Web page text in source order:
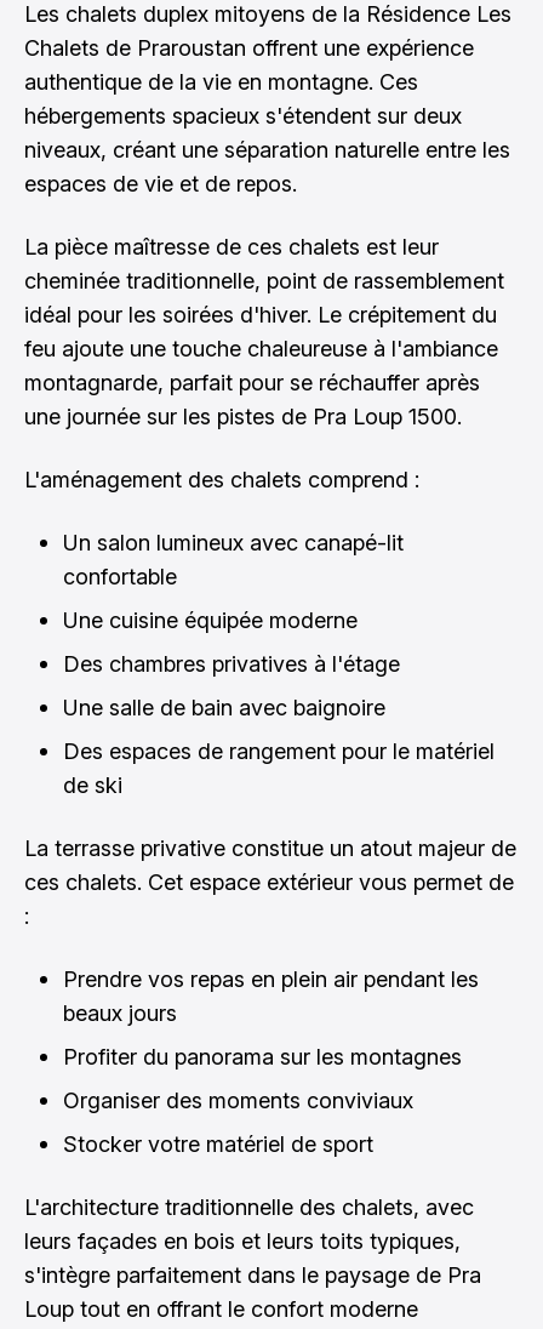
Les chalets duplex mitoyens de la Résidence Les
Chalets de Praroustan offrent une expérience
authentique de la vie en montagne. Ces
hébergements spacieux s'étendent sur deux
niveaux, créant une séparation naturelle entre les
espaces de vie et de repos.
La pièce maîtresse de ces chalets est leur
cheminée traditionnelle, point de rassemblement
idéal pour les soirées d'hiver. Le crépitement du
feu ajoute une touche chaleureuse à l'ambiance
montagnarde, parfait pour se réchauffer après
une journée sur les pistes de Pra Loup 1500.
L'aménagement des chalets comprend :
Un salon lumineux avec canapé-lit
confortable
Une cuisine équipée moderne
Des chambres privatives à l'étage
Une salle de bain avec baignoire
Des espaces de rangement pour le matériel
de ski
La terrasse privative constitue un atout majeur de
ces chalets. Cet espace extérieur vous permet de
:
Prendre vos repas en plein air pendant les
beaux jours
Profiter du panorama sur les montagnes
Organiser des moments conviviaux
Stocker votre matériel de sport
L'architecture traditionnelle des chalets, avec
leurs façades en bois et leurs toits typiques,
s'intègre parfaitement dans le paysage de Pra
Loup tout en offrant le confort moderne